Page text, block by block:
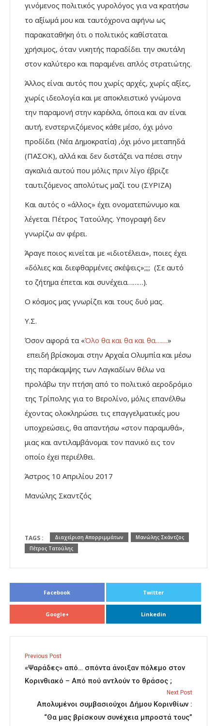
γινόμενος πολιτικός γυρολόγος για να κρατήσω
το αξίωμά μου και ταυτόχρονα αφήνω ως
παρακαταθήκη ότι ο πολιτικός καθίσταται
χρήσιμος, όταν νικητής παραδίδει την σκυτάλη
στον καλύτερο και παραμένει απλός στρατιώτης.
Άλλος είναι αυτός που χωρίς αρχές, χωρίς αξίες,
χωρίς ιδεολογία και με αποκλειστικό γνώμονα
την παραμονή στην καρέκλα, όποια και αν είναι
αυτή, ενστερνιζόμενος κάθε μέσο, όχι μόνο
προδίδει (Νέα Δημοκρατία) ,όχι μόνο μεταπηδά
(ΠΑΣΟΚ), αλλά και δεν διστάζει να πέσει στην
αγκαλιά αυτού που μόλις πριν λίγο έβριζε
ταυτιζόμενος απολύτως μαζί του (ΣΥΡΙΖΑ)
Και αυτός ο «άλλος» έχει ονοματεπώνυμο και
λέγεται Πέτρος Τατούλης. Υπογραφή δεν
γνωρίζω αν φέρει.
Άραγε ποιος κινείται με «ιδιοτέλεια», ποιες έχει
«δόλιες και διεφθαρμένες σκέψεις»;;;; (Σε αυτό
το ζήτημα έπεται και συνέχεια………).
Ο κόσμος μας γνωρίζει και τους δυό μας.
Υ.Σ.
Όσον αφορά τα «Όλο θα και θα και θα….…»
επειδή βρίσκομαι στην Αρχαία Ολυμπία και μέσω
της παράκαμψης των Λαγκαδίων θέλω να
προλάβω την πτήση από το πολιτικό αεροδρόμιο
της Τρίπολης για το Βερολίνο, μόλις επανέλθω
έχοντας ολοκληρώσει τις επαγγελματικές μου
υποχρεώσεις, θα απαντήσω «στον παραμυθά»,
μιας και αντιλαμβάνομαι τον πανικό εις τον
οποίο έχεi περιέλθει.
Άστρος 10 Απριλίου 2017
Μανώλης Σκαντζός
TAGS : Διαχείριση Απορριμμάτων
Μανώλης Σκάντζος
Πέτρος Τατούλης
Facebook Twitter
Google+ Linkedin
Previous Post
«Ψαράδες» από… σπόντα άνοιξαν πόλεμο στον
Κορινθιακό – Από πού αντλούν το θράσος ;
Next Post
Απολυμένοι συμβασιούχοι Δήμου Κορινθίων :
“Θα μας βρίσκουν συνέχεια μπροστά τους”